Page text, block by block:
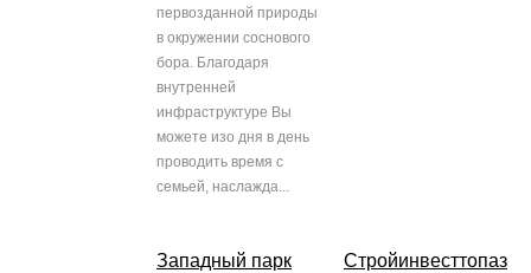
первозданной природы
в окружении соснового
бора. Благодаря
внутренней
инфраструктуре Вы
можете изо дня в день
проводить время с
семьей, наслажда...
Западный парк Стройинвесттопаз